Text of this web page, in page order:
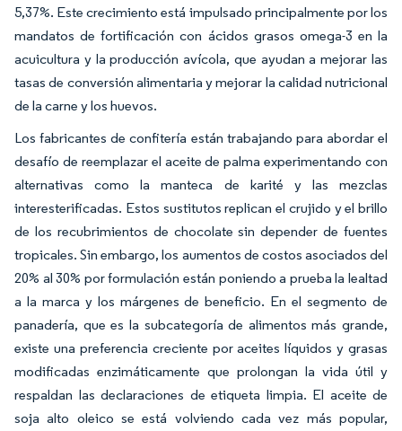
5,37%. Este crecimiento está impulsado principalmente por los
mandatos de fortificación con ácidos grasos omega-3 en la
acuicultura y la producción avícola, que ayudan a mejorar las
tasas de conversión alimentaria y mejorar la calidad nutricional
de la carne y los huevos.
Los fabricantes de confitería están trabajando para abordar el
desafío de reemplazar el aceite de palma experimentando con
alternativas como la manteca de karité y las mezclas
interesterificadas. Estos sustitutos replican el crujido y el brillo
de los recubrimientos de chocolate sin depender de fuentes
tropicales. Sin embargo, los aumentos de costos asociados del
20% al 30% por formulación están poniendo a prueba la lealtad
a la marca y los márgenes de beneficio. En el segmento de
panadería, que es la subcategoría de alimentos más grande,
existe una preferencia creciente por aceites líquidos y grasas
modificadas enzimáticamente que prolongan la vida útil y
respaldan las declaraciones de etiqueta limpia. El aceite de
soja alto oleico se está volviendo cada vez más popular,